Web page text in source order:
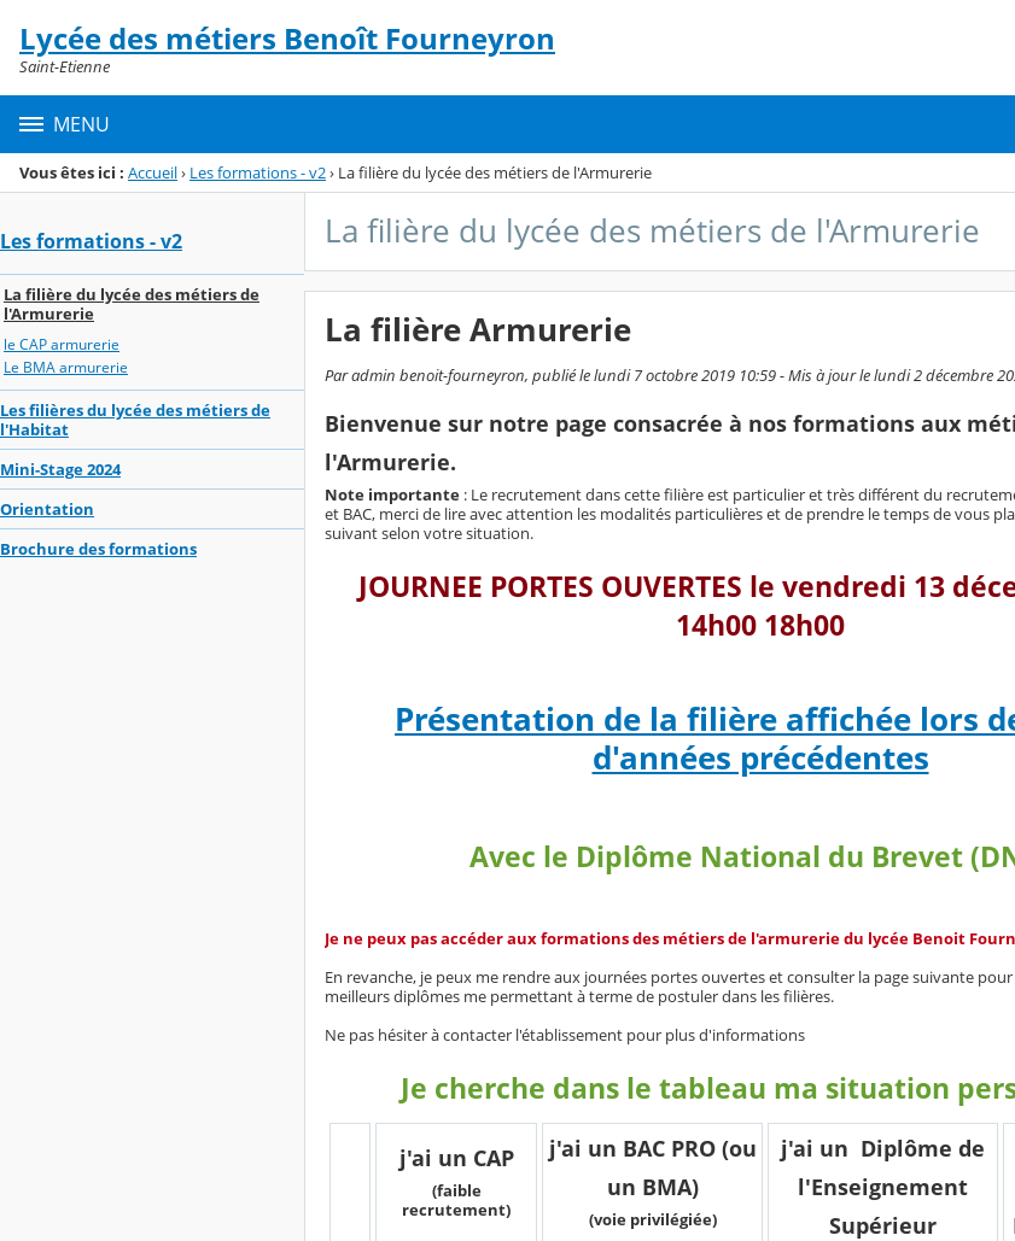
Menu de la rubrique
Contenu
Lycée des métiers Benoît Fourneyron
Saint-Etienne
MENU
Vous êtes ici : Accueil› Les formations - v2› La filière du lycée des métiers de l'Armurerie
Les formations - v2
La filière du lycée des métiers de
l'Armurerie
le CAP armurerie
Le BMA armurerie
Les filières du lycée des métiers de
l'Habitat
Mini-Stage 2024
Orientation
Brochure des formations
La filière du lycée des métiers de l'Armurerie
La filière Armurerie
Par admin benoit-fourneyron, publié le lundi 7 octobre 2019 10:59 - Mis à jour le lundi 2 décembre
Bienvenue sur notre page consacrée à nos formations aux
l'Armurerie.
Note importante : Le recrutement dans cette filière est particulier et très différent du
et BAC, merci de lire avec attention les modalités particulières et de prendre le temps de vous
suivant selon votre situation.
JOURNEE PORTES OUVERTES le vendredi 13
14h00 18h00
Présentation de la filière affichée lors
d'années précédentes
Avec le Diplôme National du Brevet
Je ne peux pas accéder aux formations des métiers de l'armurerie du lycée Benoit
En revanche, je peux me rendre aux journées portes ouvertes et consulter la page suivante
meilleurs diplômes me permettant à terme de postuler dans les filières.
Ne pas hésiter à contacter l'établissement pour plus d'informations
Je cherche dans le tableau ma situation
j'ai un CAP
(faible
recrutement)
j'ai un BAC PRO (ou
un BMA)
(voie privilégiée)
j'ai un Diplôme de
l'Enseignement
Supérieur